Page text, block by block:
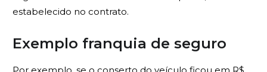
estabelecido no contrato.
Exemplo franquia de seguro